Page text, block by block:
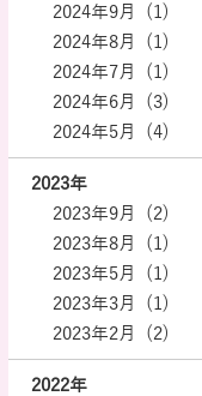
2024年9月 (1)
2024年8月 (1)
2024年7月 (1)
2024年6月 (3)
2024年5月 (4)
2023年
2023年9月 (2)
2023年8月 (1)
2023年5月 (1)
2023年3月 (1)
2023年2月 (2)
2022年